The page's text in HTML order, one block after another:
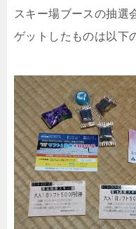
スキー場ブースの抽選
ゲットしたものは以下